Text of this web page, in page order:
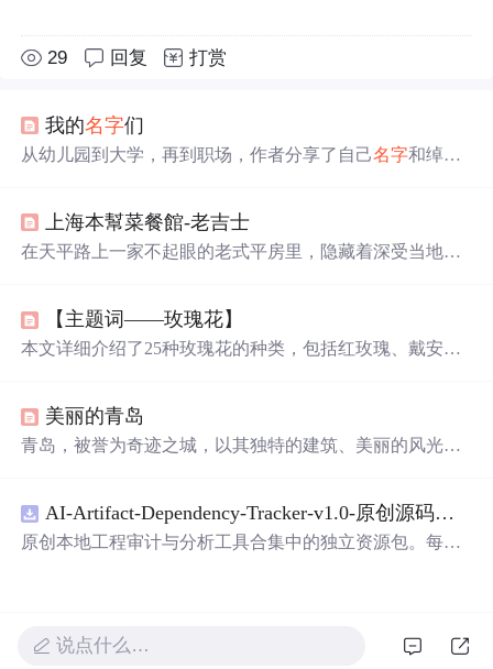
29 回复 打赏
我的名字们
从幼儿园到大学，再到职场，作者分享了自己名字和绰号
上海本幫菜餐館-老吉士
在天平路上一家不起眼的老式平房里，隐藏着深受当地人
以享用，但幸运的是，作者在附近散步时意外发现并品尝
了这里的美味。老吉士营业时间为11:00-15:00和17:00-24:0
【主题词——玫瑰花】
本文详细介绍了25种玫瑰花的种类，包括红玫瑰、戴安
独特之处。
美丽的青岛
青岛，被誉为奇迹之城，以其独特的建筑、美丽的风光和
人的魅力。这里是生活的安逸之地，时光在这里仿佛静
止，让人感受到前所未有的宁静与美好。
AI-Artifact-Dependency-Tracker-v1.0-原创源码与文档.zip
原创本地工程审计与分析工具合集中的独立资源包。每个
权声明。解压后进入project目录，执行npm test验证算法，
执行npm run report生成报告，也可通过本地静态服务器打
说点什么…